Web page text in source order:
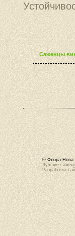
Саженцы
© Флора-Нова
Лучшие
Разработка